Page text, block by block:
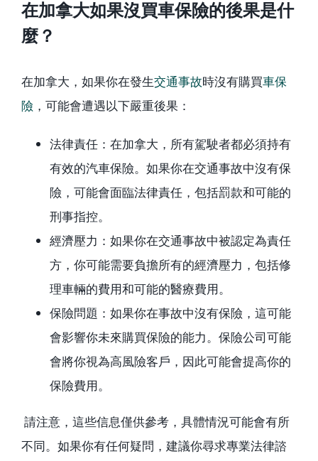
在加拿大如果沒買車保險的後果是什
麼？
在加拿大，如果你在發生交通事故時沒有購買車保
險 ，可能會遭遇以下嚴重後果：
法律責任：在加拿大，所有駕駛者都必須持有
有效的汽車保險。如果你在交通事故中沒有保
險，可能會面臨法律責任，包括罰款和可能的
刑事指控。
經濟壓力：如果你在交通事故中被認定為責任
方，你可能需要負擔所有的經濟壓力，包括修
理車輛的費用和可能的醫療費用。
保險問題：如果你在事故中沒有保險，這可能
會影響你未來購買保險的能力。保險公司可能
會將你視為高風險客戶，因此可能會提高你的
保險費用。
請注意，這些信息僅供參考，具體情況可能會有所
不同。如果你有任何疑問，建議你尋求專業法律諮